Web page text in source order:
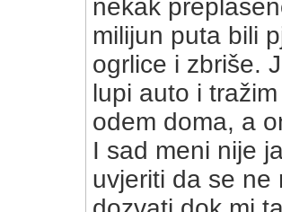
nekak
milijun puta bili
ogrlice i zbriše.
lupi auto i
odem doma, a
I sad meni nije
uvjeriti da se ne